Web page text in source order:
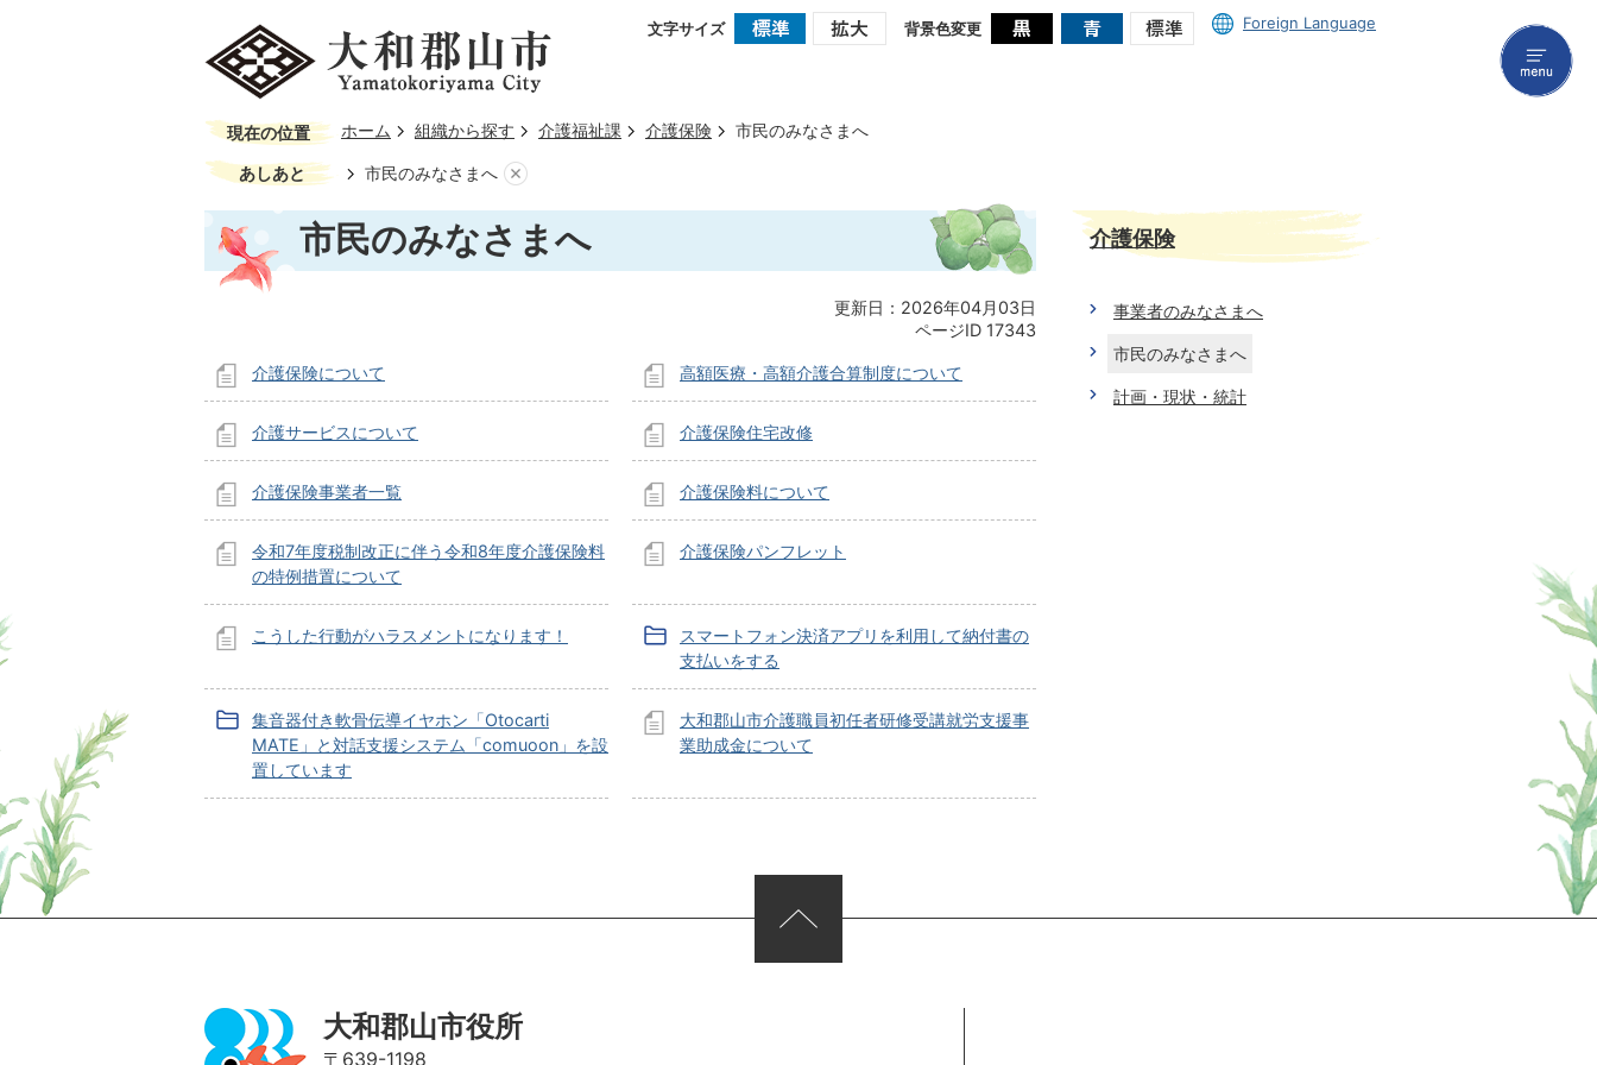
文字サイズ 背景色変更 Foreign Language
現在の位置 ホーム 組織から探す 介護福祉課 介護保険 市民のみなさまへ
あしあと 市民のみなさまへ
市民のみなさまへ
更新日：2026年04月03日
ページID 17343
介護保険について 高額医療・高額介護合算制度について
介護サービスについて 介護保険住宅改修
介護保険事業者一覧 介護保険料について
令和7年度税制改正に伴う令和8年度介護保険料
の特例措置について
介護保険パンフレット
こうした行動がハラスメントになります！
スマートフォン決済アプリを利用して納付書の
支払いをする
集音器付き軟骨伝導イヤホン「Otocarti
MATE」と対話支援システム「comuoon」を設
置しています
大和郡山市介護職員初任者研修受講就労支援事
業助成金について
介護保険
事業者のみなさまへ
市民のみなさまへ
計画・現状・統計
大和郡山市役所
〒639-1198